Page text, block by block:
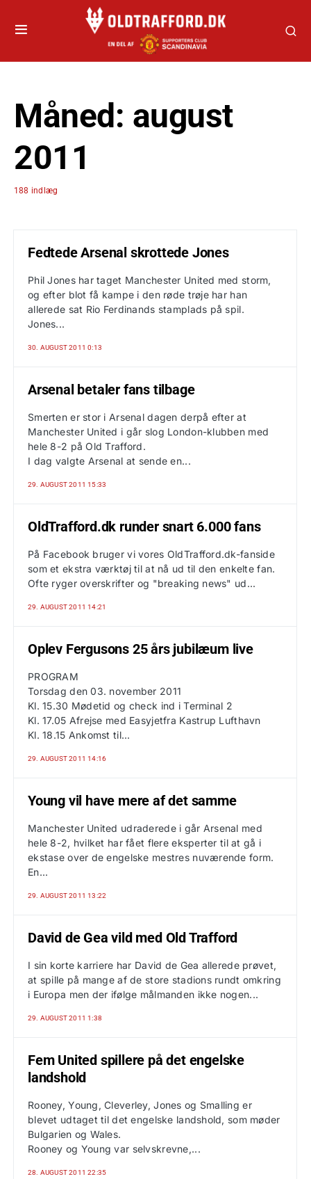
Måned: august
2011
188 indlæg
Fedtede Arsenal skrottede Jones
Phil Jones har taget Manchester United med storm,
og efter blot få kampe i den røde trøje har han
allerede sat Rio Ferdinands stamplads på spil.
Jones...
30. AUGUST 2011 0:13
Arsenal betaler fans tilbage
Smerten er stor i Arsenal dagen derpå efter at
Manchester United i går slog London-klubben med
hele 8-2 på Old Trafford.
I dag valgte Arsenal at sende en...
29. AUGUST 2011 15:33
OldTrafford.dk runder snart 6.000 fans
På Facebook bruger vi vores OldTrafford.dk-fanside
som et ekstra værktøj til at nå ud til den enkelte fan.
Ofte ryger overskrifter og "breaking news" ud...
29. AUGUST 2011 14:21
Oplev Fergusons 25 års jubilæum live
PROGRAM
Torsdag den 03. november 2011
Kl. 15.30 Mødetid og check ind i Terminal 2
Kl. 17.05 Afrejse med Easyjetfra Kastrup Lufthavn
Kl. 18.15 Ankomst til...
29. AUGUST 2011 14:16
Young vil have mere af det samme
Manchester United udraderede i går Arsenal med
hele 8-2, hvilket har fået flere eksperter til at gå i
ekstase over de engelske mestres nuværende form.
En...
29. AUGUST 2011 13:22
David de Gea vild med Old Trafford
I sin korte karriere har David de Gea allerede prøvet,
at spille på mange af de store stadions rundt omkring
i Europa men der ifølge målmanden ikke nogen...
29. AUGUST 2011 1:38
Fem United spillere på det engelske
landshold
Rooney, Young, Cleverley, Jones og Smalling er
blevet udtaget til det engelske landshold, som møder
Bulgarien og Wales.
Rooney og Young var selvskrevne,...
28. AUGUST 2011 22:35